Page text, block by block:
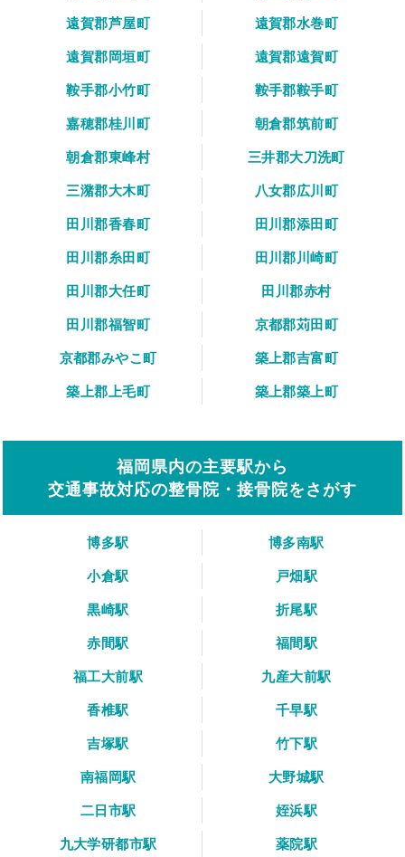
遠賀郡芦屋町
遠賀郡水巻町
遠賀郡岡垣町
遠賀郡遠賀町
鞍手郡小竹町
鞍手郡鞍手町
嘉穂郡桂川町
朝倉郡筑前町
朝倉郡東峰村
三井郡大刀洗町
三潴郡大木町
八女郡広川町
田川郡香春町
田川郡添田町
田川郡糸田町
田川郡川崎町
田川郡大任町
田川郡赤村
田川郡福智町
京都郡苅田町
京都郡みやこ町
築上郡吉富町
築上郡上毛町
築上郡築上町
福岡県内の主要駅から
交通事故対応の整骨院・接骨院をさがす
博多駅
博多南駅
小倉駅
戸畑駅
黒崎駅
折尾駅
赤間駅
福間駅
福工大前駅
九産大前駅
香椎駅
千早駅
吉塚駅
竹下駅
南福岡駅
大野城駅
二日市駅
姪浜駅
九大学研都市駅
薬院駅